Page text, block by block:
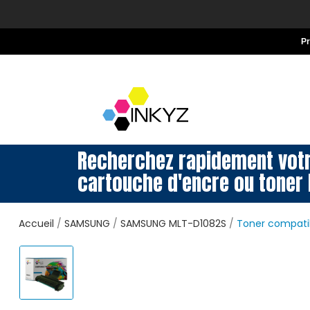
Recherchez rapidement
cartouche d'encre ou toner
Accueil SAMSUNG SAMSUNG MLT-D1082S Toner